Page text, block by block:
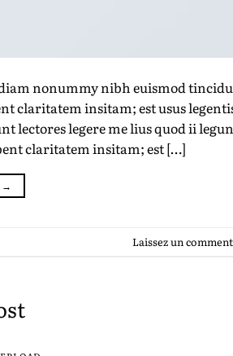
nonummy nibh euismod
claritatem insitam; est usus
lectores legere me lius quod ii
claritatem insitam; est […]
→
Laissez un